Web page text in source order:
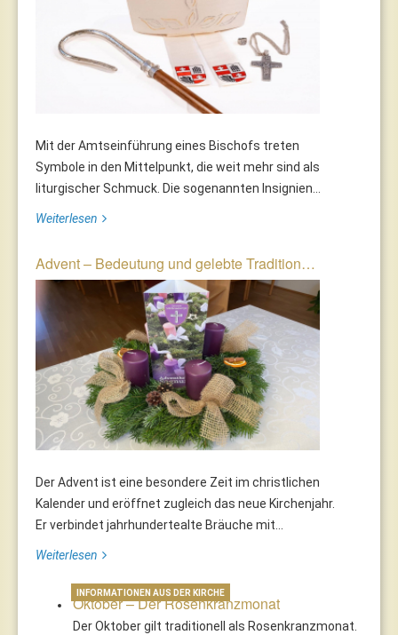
Mit der Amtseinführung eines Bischofs treten
Symbole in den Mittelpunkt, die weit mehr sind als
liturgischer Schmuck. Die sogenannten Insignien...
Weiterlesen
Advent – Bedeutung und gelebte Tradition…
Der Advent ist eine besondere Zeit im christlichen
Kalender und eröffnet zugleich das neue Kirchenjahr.
Er verbindet jahrhundertealte Bräuche mit...
Weiterlesen
Oktober – Der Rosenkranzmonat
Der Oktober gilt traditionell als Rosenkranzmonat.
INFORMATIONEN AUS DER KIRCHE